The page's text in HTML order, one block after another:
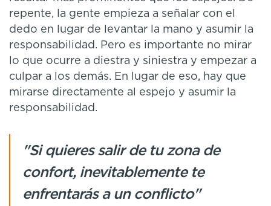
repente, la gente empieza a señalar con el
dedo en lugar de levantar la mano y asumir la
responsabilidad. Pero es importante no mirar
lo que ocurre a diestra y siniestra y empezar a
culpar a los demás. En lugar de eso, hay que
mirarse directamente al espejo y asumir la
responsabilidad.
"Si quieres salir de tu zona de
confort, inevitablemente te
enfrentarás a un conflicto"